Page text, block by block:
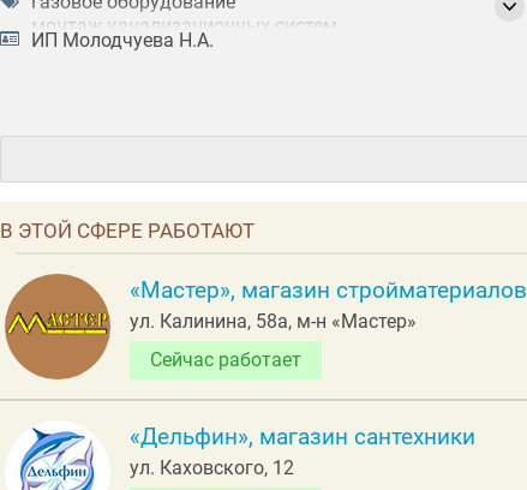
монтаж канализационных систем
монтаж систем водоснабжения
ИП Молодчуева Н.А.
В ЭТОЙ СФЕРЕ РАБОТАЮТ
«Мастер», магазин стройматериалов
ул. Калинина, 58а, м-н «Мастер»
Сейчас работает
«Дельфин», магазин сантехники
ул. Каховского, 12